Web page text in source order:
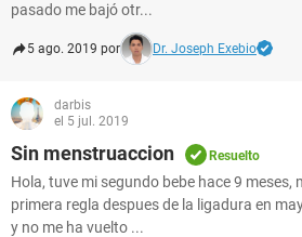
pasado me bajó otr...
5 ago. 2019 por Dr. Joseph Exebio
darbis
el 5 jul. 2019
Sin menstruaccion Resuelto
Hola, tuve mi segundo bebe hace 9 meses,
primera regla despues de la ligadura en
y no me ha vuelto ...